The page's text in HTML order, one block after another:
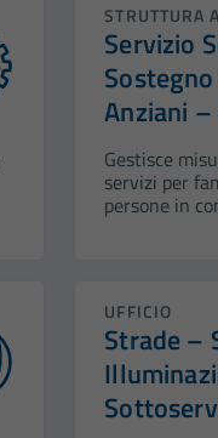
STRUTTURA
Servizio
Anziani
Gestisce
servizi per
persone in
UFFICIO
Strade –